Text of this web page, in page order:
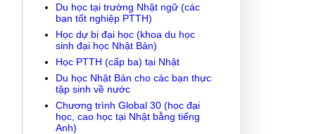
Du học tại trường Nhật ngữ (các
bạn tốt nghiệp PTTH)
Học dự bị đại học (khoa du học
sinh đại học Nhật Bản)
Học PTTH (cấp ba) tại Nhật
Du học Nhật Bản cho các bạn thực
tập sinh về nước
Chương trình Global 30 (học đại
học, cao học tại Nhật bằng tiếng
Anh)